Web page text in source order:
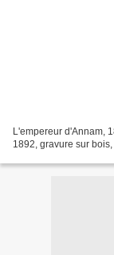
L'empereur d'Annam,
1892, gravure sur